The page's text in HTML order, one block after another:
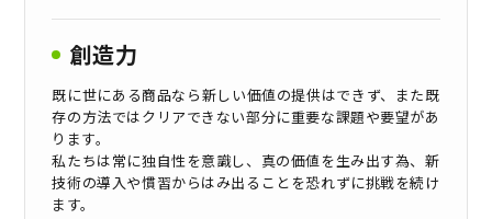
創造力
既に世にある商品なら新しい価値の提供はできず、また既
存の方法ではクリアできない部分に重要な課題や要望があ
ります。
私たちは常に独自性を意識し、真の価値を生み出す為、新
技術の導入や慣習からはみ出ることを恐れずに挑戦を続け
ます。